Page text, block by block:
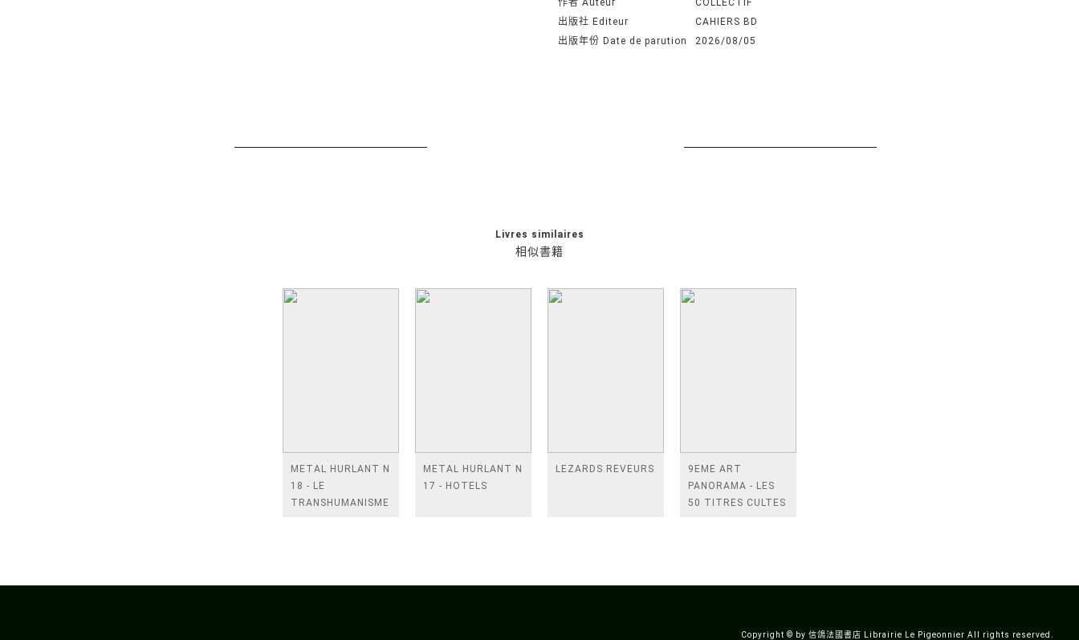
作者 Auteur
COLLECTIF
出版社 Editeur
CAHIERS BD
出版年份 Date de parution
2026/08/05
相似書籍
Livres similaires
METAL HURLANT N
18 - LE
TRANSHUMANISME
METAL HURLANT N
17 - HOTELS
LEZARDS REVEURS
9EME ART
PANORAMA - LES
50 TITRES CULTES
Copyright © by 信鴿法國書店 Librairie Le Pigeonnier All rights reserved.